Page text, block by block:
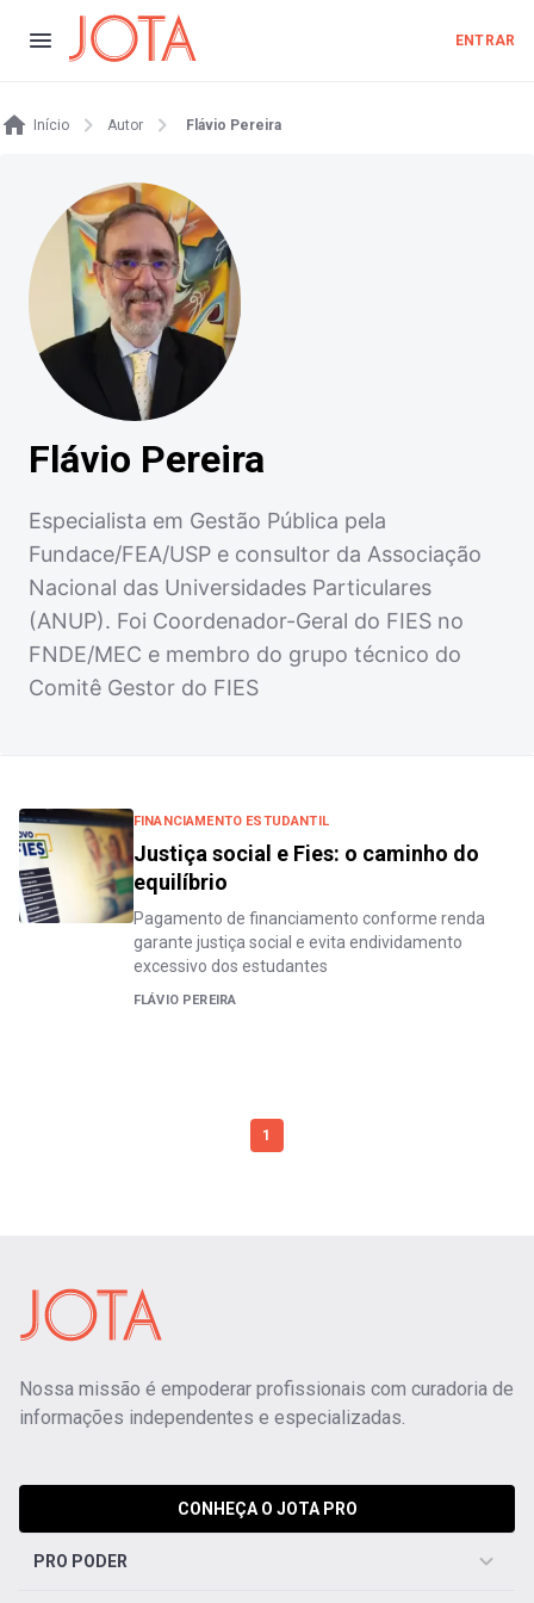
ENTRAR
Início Autor Flávio Pereira
Flávio Pereira
Especialista em Gestão Pública pela
Fundace/FEA/USP e consultor da Associação
Nacional das Universidades Particulares
(ANUP). Foi Coordenador-Geral do FIES no
FNDE/MEC e membro do grupo técnico do
Comitê Gestor do FIES
FINANCIAMENTO ESTUDANTIL
Justiça social e Fies: o caminho do
equilíbrio
Pagamento de financiamento conforme renda
garante justiça social e evita endividamento
excessivo dos estudantes
FLÁVIO PEREIRA
1
Nossa missão é empoderar profissionais com curadoria de
informações independentes e especializadas.
CONHEÇA O JOTA PRO
PRO PODER